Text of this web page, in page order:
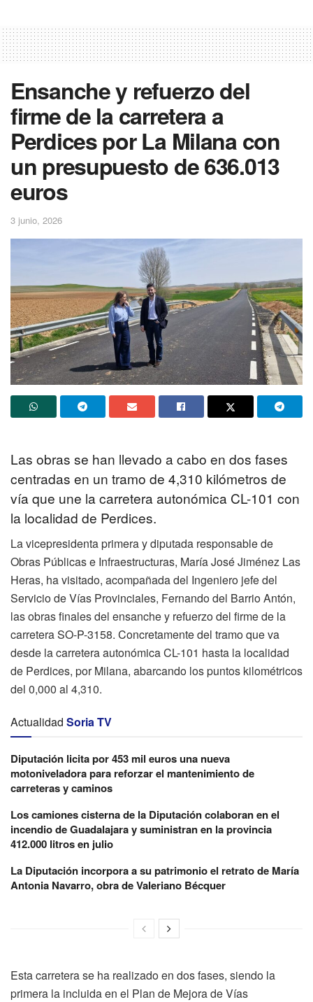
Ensanche y refuerzo del
firme de la carretera a
Perdices por La Milana con
un presupuesto de 636.013
euros
3 junio, 2026
Las obras se han llevado a cabo en dos fases
centradas en un tramo de 4,310 kilómetros de
vía que une la carretera autonómica CL-101 con
la localidad de Perdices.
La vicepresidenta primera y diputada responsable de
Obras Públicas e Infraestructuras, María José Jiménez Las
Heras, ha visitado, acompañada del Ingeniero jefe del
Servicio de Vías Provinciales, Fernando del Barrio Antón,
las obras finales del ensanche y refuerzo del firme de la
carretera SO-P-3158. Concretamente del tramo que va
desde la carretera autonómica CL-101 hasta la localidad
de Perdices, por Milana, abarcando los puntos kilométricos
del 0,000 al 4,310.
Actualidad Soria TV
Diputación licita por 453 mil euros una nueva
motoniveladora para reforzar el mantenimiento de
carreteras y caminos
Los camiones cisterna de la Diputación colaboran en el
incendio de Guadalajara y suministran en la provincia
412.000 litros en julio
La Diputación incorpora a su patrimonio el retrato de María
Antonia Navarro, obra de Valeriano Bécquer
Esta carretera se ha realizado en dos fases, siendo la
primera la incluida en el Plan de Mejora de Vías